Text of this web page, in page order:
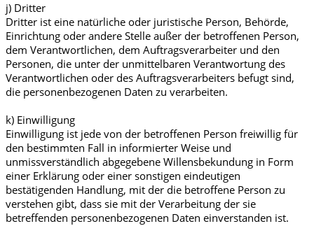
j) Dritter
Dritter ist eine natürliche oder juristische Person, Behörde,
Einrichtung oder andere Stelle außer der betroffenen Person,
dem Verantwortlichen, dem Auftragsverarbeiter und den
Personen, die unter der unmittelbaren Verantwortung des
Verantwortlichen oder des Auftragsverarbeiters befugt sind,
die personenbezogenen Daten zu verarbeiten.
k) Einwilligung
Einwilligung ist jede von der betroffenen Person freiwillig für
den bestimmten Fall in informierter Weise und
unmissverständlich abgegebene Willensbekundung in Form
einer Erklärung oder einer sonstigen eindeutigen
bestätigenden Handlung, mit der die betroffene Person zu
verstehen gibt, dass sie mit der Verarbeitung der sie
betreffenden personenbezogenen Daten einverstanden ist.